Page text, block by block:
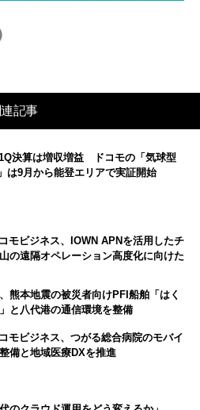
記事
決算は増収増益 ドコモの「気球型
は9月から能登エリアで実証開始
モビジネス、IOWN APNを活用したチ
の遠隔オペレーション高度化に向けた
熊本地震の被災者向けPFI船舶「はく
と八代港の通信環境を整備
モビジネス、つがる総合病院のモバイ
備と地域医療DXを推進